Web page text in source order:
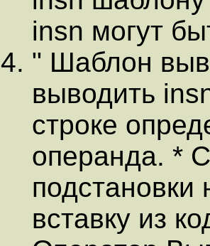
insn могут
" Шаблон
выводить
строке
операнда. *
вставку из